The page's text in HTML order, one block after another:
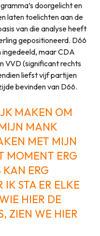
doorgelicht en
laten toelichten aan de
van die analyse heeft
gepositioneerd. D66
ingedeeld, maar CDA
VVD (significant rechts
liefst vijf partijen
bevinden van D66.
MAKEN OM
MANK
MET MIJN
MOMENT ERG
KAN ERG
STA ER ELKE
HIER DE
ZIEN WE HIER